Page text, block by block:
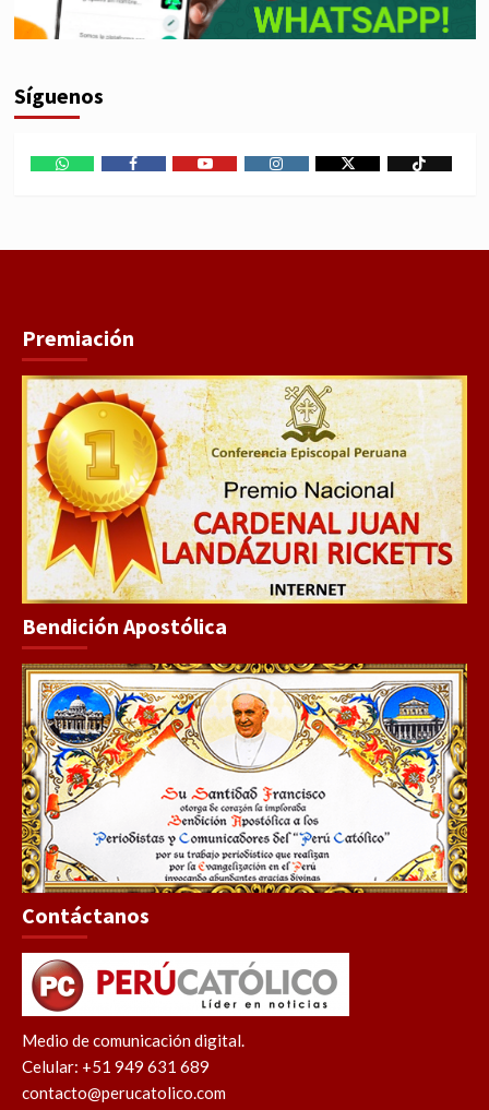
Síguenos
Premiación
Bendición Apostólica
Contáctanos
Medio de comunicación digital.
Celular: +51 949 631 689
contacto@perucatolico.com